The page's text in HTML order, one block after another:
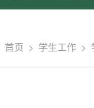
首页 > 学生工作 >